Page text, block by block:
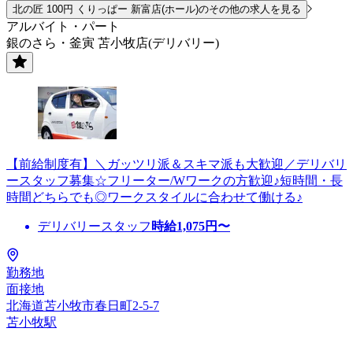
北の匠 100円 くりっぱー 新富店(ホール)のその他の求人を見る
アルバイト・パート
銀のさら・釜寅 苫小牧店(デリバリー)
【前給制度有】＼ガッツリ派＆スキマ派も大歓迎／デリバリ
ースタッフ募集☆フリーター/Wワークの方歓迎♪短時間・長
時間どちらでも◎ワークスタイルに合わせて働ける♪
デリバリースタッフ 時給1,075円〜
勤務地
面接地
北海道苫小牧市春日町2-5-7
苫小牧駅